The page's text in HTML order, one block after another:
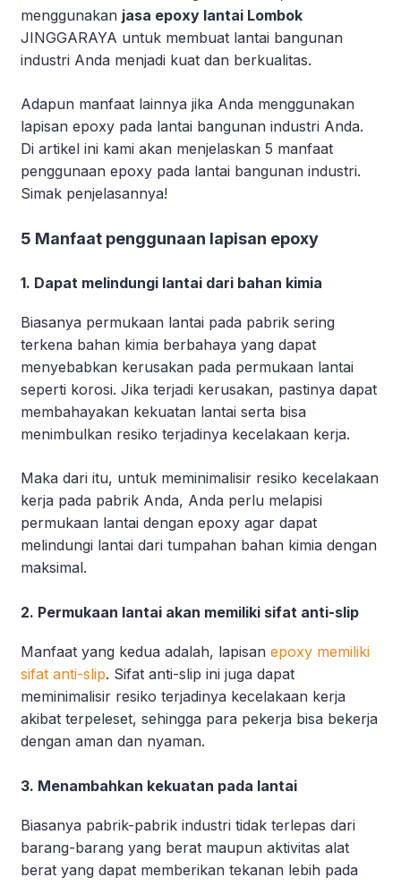
menggunakan jasa epoxy lantai Lombok
JINGGARAYA untuk membuat lantai bangunan
industri Anda menjadi kuat dan berkualitas.
Adapun manfaat lainnya jika Anda menggunakan
lapisan epoxy pada lantai bangunan industri Anda.
Di artikel ini kami akan menjelaskan 5 manfaat
penggunaan epoxy pada lantai bangunan industri.
Simak penjelasannya!
5 Manfaat penggunaan lapisan epoxy
1. Dapat melindungi lantai dari bahan kimia
Biasanya permukaan lantai pada pabrik sering
terkena bahan kimia berbahaya yang dapat
menyebabkan kerusakan pada permukaan lantai
seperti korosi. Jika terjadi kerusakan, pastinya dapat
membahayakan kekuatan lantai serta bisa
menimbulkan resiko terjadinya kecelakaan kerja.
Maka dari itu, untuk meminimalisir resiko kecelakaan
kerja pada pabrik Anda, Anda perlu melapisi
permukaan lantai dengan epoxy agar dapat
melindungi lantai dari tumpahan bahan kimia dengan
maksimal.
2. Permukaan lantai akan memiliki sifat anti-slip
Manfaat yang kedua adalah, lapisan epoxy memiliki
sifat anti-slip. Sifat anti-slip ini juga dapat
meminimalisir resiko terjadinya kecelakaan kerja
akibat terpeleset, sehingga para pekerja bisa bekerja
dengan aman dan nyaman.
3. Menambahkan kekuatan pada lantai
Biasanya pabrik-pabrik industri tidak terlepas dari
barang-barang yang berat maupun aktivitas alat
berat yang dapat memberikan tekanan lebih pada